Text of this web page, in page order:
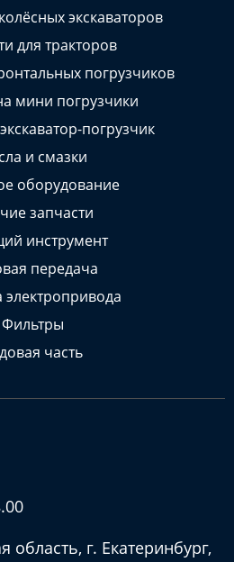
экскаваторов
для тракторов
погрузчиков
мини погрузчики
погрузчик
и смазки
оборудование
запчасти
инструмент
передача
электропривода
Фильтры
часть
область, г. Екатеринбург,